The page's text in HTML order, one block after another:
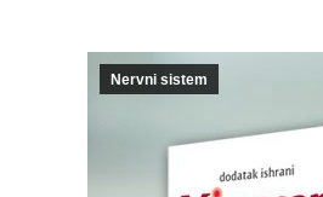
Nervni sistem